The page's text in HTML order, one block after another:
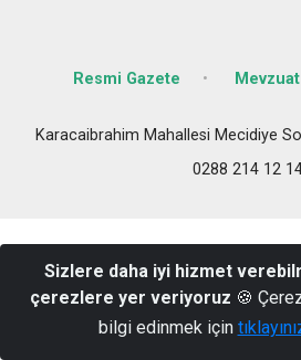
Resmi Gazete Mevzuat
Karacaibrahim Mahallesi Mecidiye
0288 214 12
Sizlere daha iyi hizmet
çerezlere yer veriyoruz 🍪
bilgi edinmek için